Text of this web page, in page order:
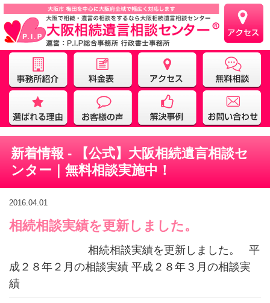
新着情報 - 【公式】大阪相続遺言相談セ
ンター｜無料相談実施中！
2016.04.01
相続相談実績を更新しました。
相続相談実績を更新しました。 平
成２８年２月の相談実績 平成２８年３月の相談実
績